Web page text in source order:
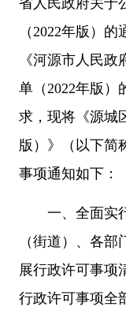
省人民政府关于
（2022年版）
《河源市人民
单（2022年版）
求，现将《源城
版）》（以下简
事项通知如下：
一、全面实行
（街道）、各
展行政许可事项
行政许可事项全